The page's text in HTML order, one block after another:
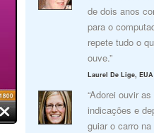
de dois anos
para o
repete tudo o
ouve.”
Laurel De Lige, EUA
“Adorei ouvir as
indicações e
guiar o carro na